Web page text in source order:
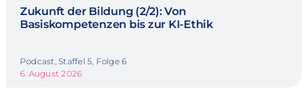
Zukunft der Bildung (2/2): Von
Basiskompetenzen bis zur KI-Ethik
Podcast, Staffel 5, Folge 6
6. August 2026